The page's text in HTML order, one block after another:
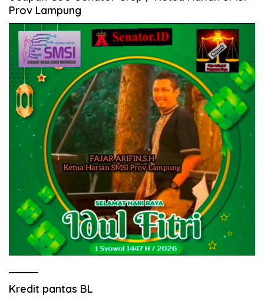
Prov Lampung
Kredit pantas BL